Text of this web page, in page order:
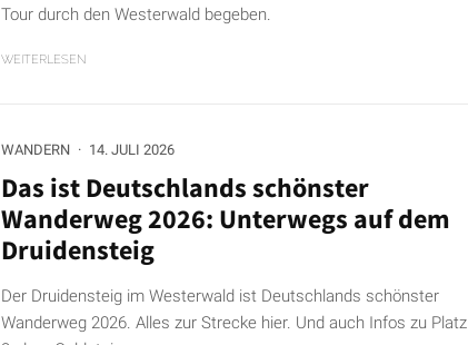
Tour durch den Westerwald begeben.
WEITERLESEN
WANDERN · 14. JULI 2026
Das ist Deutschlands schönster
Wanderweg 2026: Unterwegs auf dem
Druidensteig
Der Druidensteig im Westerwald ist Deutschlands schönster
Wanderweg 2026. Alles zur Strecke hier. Und auch Infos zu Platz